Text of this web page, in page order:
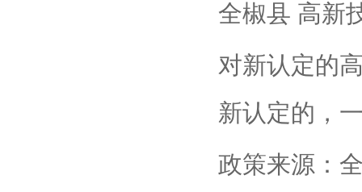
全椒县 高新
对新认定的
新认定的，
政策来源：